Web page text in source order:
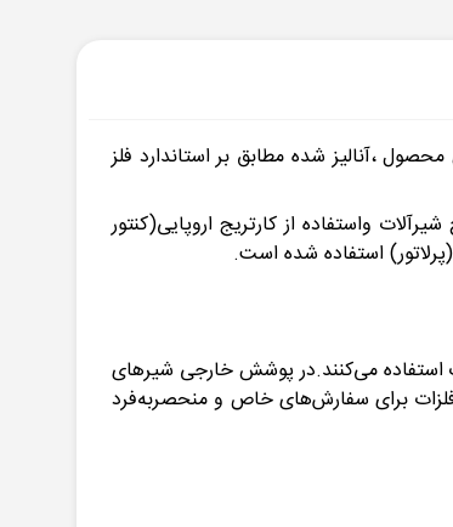
،آنالیز شده مطابق بر استاندارد فلز
یکنواخت در کلیه سطوح شیرآلات واستفاده از کارتریج اروپایی(کنتور
استفاده شده است.
می‌کنند.در پوشش خارجی شیرهای
فلزات برای سفارش‌های خاص و منحصربه‌فرد